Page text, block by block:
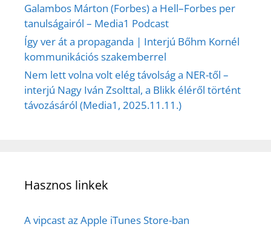
Galambos Márton (Forbes) a Hell–Forbes per
tanulságairól – Media1 Podcast
Így ver át a propaganda | Interjú Bőhm Kornél
kommunikációs szakemberrel
Nem lett volna volt elég távolság a NER-től –
interjú Nagy Iván Zsolttal, a Blikk éléről történt
távozásáról (Media1, 2025.11.11.)
Hasznos linkek
A vipcast az Apple iTunes Store-ban